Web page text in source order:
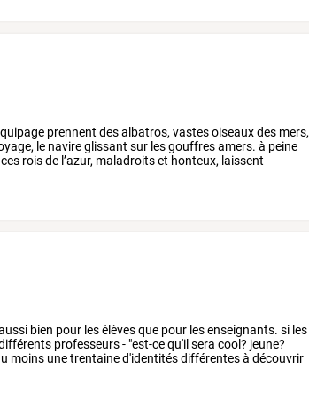
prennent desalbatros, vastesoiseauxdes mers,
le navireglissant sur lesgouffresamers. à peine
ces roisde l’azur, maladroitset honteux, laissent
bien pour lesélèvesque pour lesenseignants. si les
professeurs- "est-cequ'il sera cool? jeune?
moins unetrentained'identitésdifférentesà découvrir